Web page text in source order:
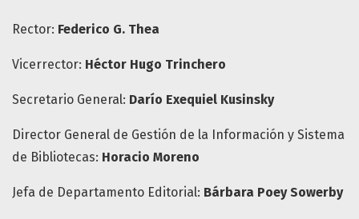
Rector: Federico G. Thea
Vicerrector: Héctor Hugo Trinchero
Secretario General: Darío Exequiel Kusinsky
Director General de Gestión de la Información y Sistema
de Bibliotecas: Horacio Moreno
Jefa de Departamento Editorial: Bárbara Poey Sowerby